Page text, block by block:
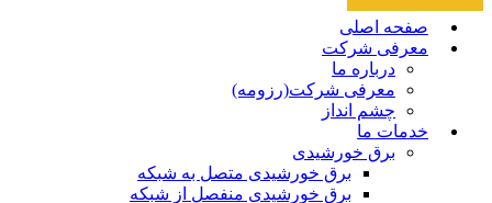
صفحه اصلی
معرفی شرکت
درباره ما
معرفی شرکت(رزومه)
چشم انداز
خدمات ما
برق خورشیدی
برق خورشیدی متصل به شبکه
برق خورشیدی منفصل از شبکه